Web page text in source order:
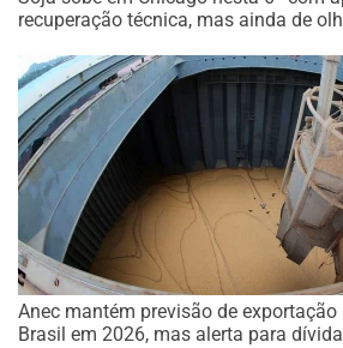
recuperação técnica, mas ainda de
Anec mantém previsão de exportação
Brasil em 2026, mas alerta para